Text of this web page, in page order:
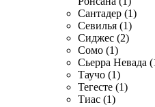
Сантадер (1)
Севилья (1)
Сиджес (2)
Сомо (1)
Сьерра Невада
Таучо (1)
Тегесте (1)
Тиас (1)